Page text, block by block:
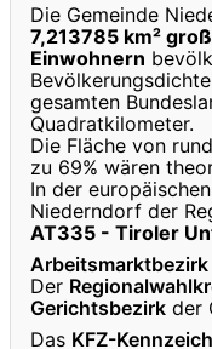
Die Gemeinde
7,213785 km² groß
Einwohnern
gesamten
Quadratkilometer.
Die Fläche von
zu 69% wären
In der
Niederndorf der
AT335 - Tiroler
Arbeitsmarktbezirk
Der
Gerichtsbezirk der
Das KFZ-